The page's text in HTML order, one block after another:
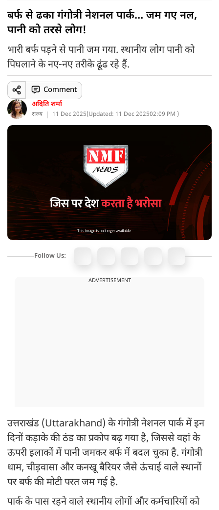
बर्फ से ढका गंगोत्री नेशनल पार्क… जम गए नल,
पानी को तरसे लोग!
भारी बर्फ पड़ने से पानी जम गया. स्थानीय लोग पानी को
पिघलाने के नए-नए तरीके ढूंढ रहे हैं.
अदिति शर्मा
राज्य 11 Dec 2025(Updated: 11 Dec 202502:09 PM )
Comment
Follow Us:
ADVERTISEMENT
उत्तराखंड (Uttarakhand) के गंगोत्री नेशनल पार्क में इन
दिनों कड़ाके की ठंड का प्रकोप बढ़ गया है, जिससे वहां के
ऊपरी इलाकों में पानी जमकर बर्फ में बदल चुका है. गंगोत्री
धाम, चीड़वासा और कनखू बैरियर जैसे ऊंचाई वाले स्थानों
पर बर्फ की मोटी परत जम गई है.
पार्क के पास रहने वाले स्थानीय लोगों और कर्मचारियों को